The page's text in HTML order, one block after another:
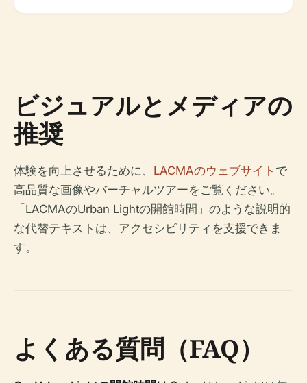
ビジュアルとメディアの
推奨
体験を向上させるために、 LACMAのウェブサイト で
高品質な画像やバーチャルツアーをご覧ください。
「LACMAのUrban Lightの開館時間」のような説明的
な代替テキストは、アクセシビリティを支援できま
す。
よくある質問（FAQ）